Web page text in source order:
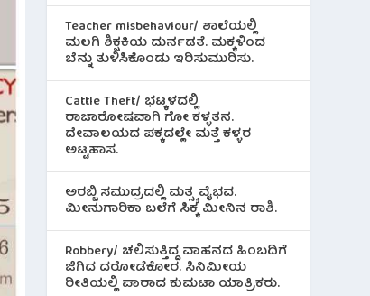
Teacher misbehaviour/ ಶಾಲೆಯಲ್ಲಿ
ಮಲಗಿ ಶಿಕ್ಷಕಿಯ ದುರ್ನಡತೆ. ಮಕ್ಕಳಿಂದ
ಬೆನ್ನು ತುಳಿಸಿಕೊಂಡು ಇರಿಸುಮುರಿಸು.
Cattle Theft/ ಭಟ್ಕಳದಲ್ಲಿ
ರಾಜಾರೋಷವಾಗಿ ಗೋ ಕಳ್ಳತನ.
ದೇವಾಲಯದ ಪಕ್ಕದಲ್ಲೇ ಮತ್ತೆ ಕಳ್ಳರ
ಅಟ್ಟಹಾಸ.
ಅರಬ್ಬಿ ಸಮುದ್ರದಲ್ಲಿ ಮತ್ಸ್ಯ ವೈಭವ.
ಮೀನುಗಾರಿಕಾ ಬಲೆಗೆ ಸಿಕ್ಕ ಮೀನಿನ‌ ರಾಶಿ.
Robbery/ ಚಲಿಸುತ್ತಿದ್ದ ವಾಹನದ ಹಿಂಬದಿಗೆ
ಜಿಗಿದ ದರೋಡೆಕೋರ. ಸಿನಿಮೀಯ
ರೀತಿಯಲ್ಲಿ ಪಾರಾದ ಕುಮಟಾ ಯಾತ್ರಿಕರು.